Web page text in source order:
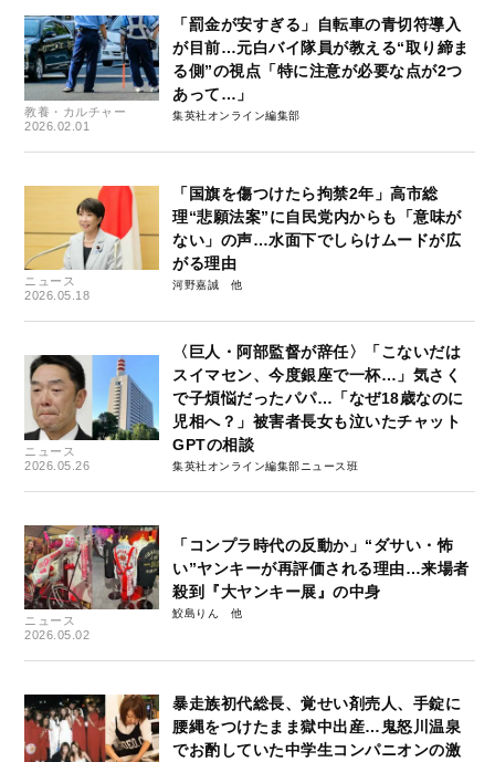
教養・カルチャー
2026.02.01
「罰金が安すぎる」自転車の青切符導入
が目前…元白バイ隊員が教える“取り締ま
る側”の視点「特に注意が必要な点が2つ
あって…」
集英社オンライン編集部
ニュース
2026.05.18
「国旗を傷つけたら拘禁2年」高市総
理“悲願法案”に自民党内からも「意味が
ない」の声…水面下でしらけムードが広
がる理由
河野嘉誠
ニュース
2026.05.26
〈巨人・阿部監督が辞任〉「こないだは
スイマセン、今度銀座で一杯…」気さく
で子煩悩だったパパ…「なぜ18歳なのに
児相へ？」被害者長女も泣いたチャット
GPTの相談
集英社オンライン編集部ニュース班
ニュース
2026.05.02
「コンプラ時代の反動か」“ダサい・怖
い”ヤンキーが再評価される理由…来場者
殺到『大ヤンキー展』の中身
鮫島りん
暴走族初代総長、覚せい剤売人、手錠に
腰縄をつけたまま獄中出産…鬼怒川温泉
でお酌していた中学生コンパニオンの激